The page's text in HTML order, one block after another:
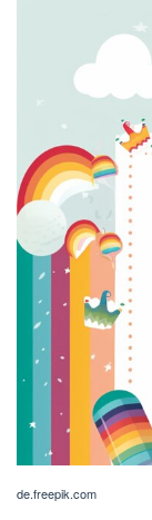
de.freepik.com